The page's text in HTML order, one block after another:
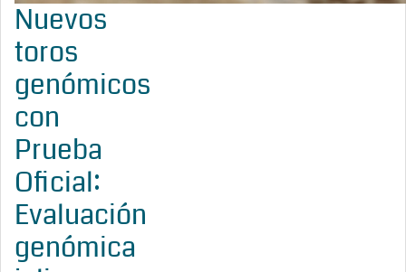
Nuevos
toros
genómicos
con
Prueba
Oficial:
Evaluación
genómica